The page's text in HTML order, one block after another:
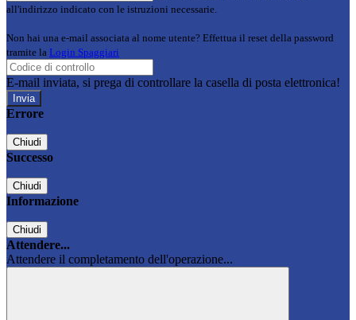
all'indirizzo indicato con le istruzioni necessarie.
Non hai una e-mail associata al nome utente? Effettua il reset della password
tramite la Login Spaggiari
E-mail inviata, si prega di controllare la casella di posta elettronica!
Errore
Chiudi
Successo
Chiudi
Informazione
Chiudi
Attendere...
Attendere il completamento dell'operazione...